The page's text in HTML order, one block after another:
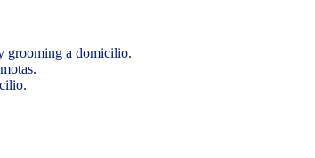
grooming a domicilio.